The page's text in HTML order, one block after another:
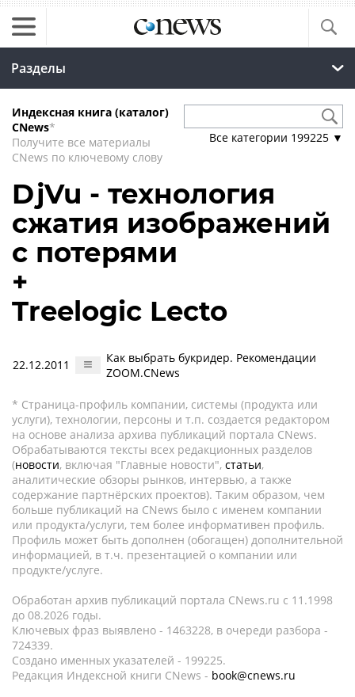
Разделы
Индексная книга (каталог)
CNews*
Получите все материалы
CNews по ключевому слову
Все категории 199225 ▼
DjVu - технология
сжатия изображений
с потерями
+
Treelogic Lecto
22.12.2011
Как выбрать букридер. Рекомендации
ZOOM.CNews
* Страница-профиль компании, системы (продукта или
услуги), технологии, персоны и т.п. создается редактором
на основе анализа архива публикаций портала CNews.
Обрабатываются тексты всех редакционных разделов
(новости, включая "Главные новости", статьи,
аналитические обзоры рынков, интервью, а также
содержание партнёрских проектов). Таким образом, чем
больше публикаций на CNews было с именем компании
или продукта/услуги, тем более информативен профиль.
Профиль может быть дополнен (обогащен) дополнительной
информацией, в т.ч. презентацией о компании или
продукте/услуге.
Обработан архив публикаций портала CNews.ru c 11.1998
до 08.2026 годы.
Ключевых фраз выявлено - 1463228, в очереди разбора -
724339.
Создано именных указателей - 199225.
Редакция Индексной книги CNews - book@cnews.ru